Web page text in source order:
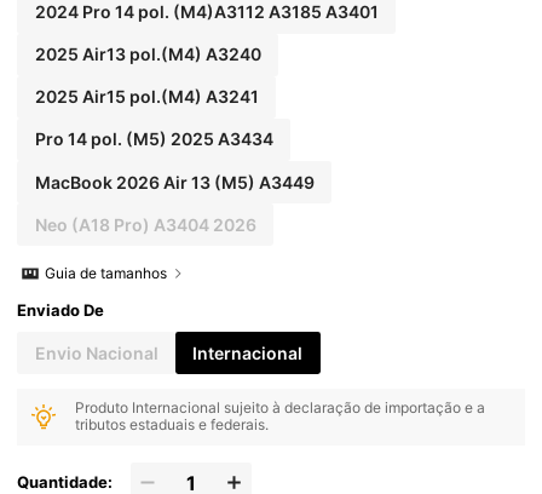
2024 Pro 14 pol. (M4)A3112 A3185 A3401
2025 Air13 pol.(M4) A3240
2025 Air15 pol.(M4) A3241
Pro 14 pol. (M5) 2025 A3434
MacBook 2026 Air 13 (M5) A3449
Neo (A18 Pro) A3404 2026
Guia de tamanhos
Enviado De
Envio Nacional Internacional
Produto Internacional sujeito à declaração de importação e a
tributos estaduais e federais.
Quantidade: